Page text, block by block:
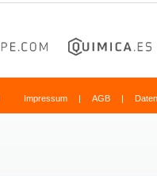
Impressum | AGB |